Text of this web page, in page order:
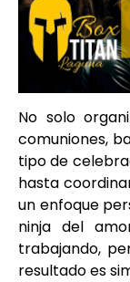
No solo
comuniones,
tipo de
hasta
un enfoque
ninja del
trabajando,
resultado es